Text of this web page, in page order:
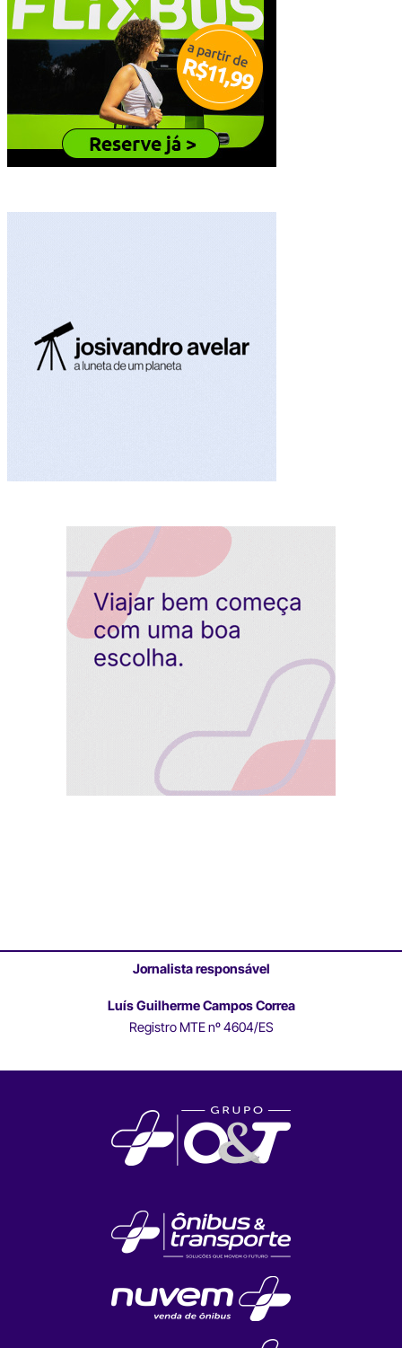
Jornalista responsável
Luís Guilherme Campos Correa
Registro MTE nº 4604/ES